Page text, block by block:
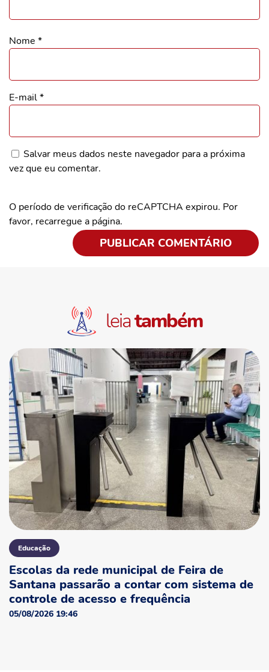
Nome *
E-mail*
Salvar meus dados neste navegador para a próxima
vez que eu comentar.
O período de verificação do reCAPTCHA expirou. Por
favor, recarregue a página.
leiatambém
Educação
Escolas da rede municipal de Feira de
Santana passarão a contar com sistema de
controle de acesso e frequência
05/08/2026 19:46